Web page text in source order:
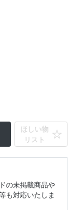
ほしい物
リスト
の未掲載商品や
も対応いたしま